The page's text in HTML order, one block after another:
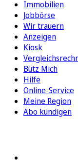
Immobilien
Jobbörse
Wir trauern
Anzeigen
Kiosk
Bütz Mich
Hilfe
Online-Service
Meine Region
Abo kündigen